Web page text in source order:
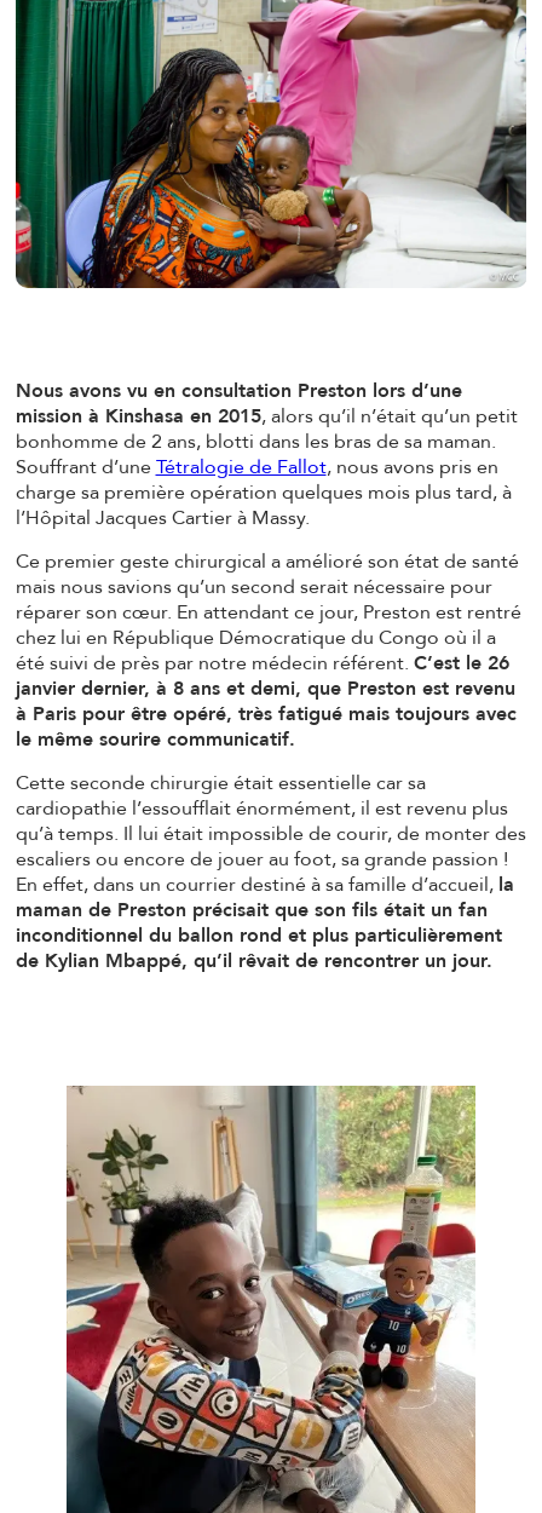
Nous avons vu en consultation Preston lors d’une
mission à Kinshasa en 2015, alors qu’il n’était qu’un petit
bonhomme de 2 ans, blotti dans les bras de sa maman.
Souffrant d’uneTétralogie de Fallot, nous avons pris en
charge sa première opération quelques mois plus tard, à
l’Hôpital Jacques Cartier à Massy.
Ce premier geste chirurgical a amélioré son état de santé
mais nous savions qu’un second serait nécessaire pour
réparer son cœur. En attendant ce jour, Preston est rentré
chez lui en République Démocratique du Congo où il a
été suivi de près par notre médecin référent. C’est le 26
janvier dernier, à 8 ans et demi, que Preston est revenu
à Paris pour être opéré, très fatigué mais toujours avec
le même sourire communicatif.
Cette seconde chirurgie était essentielle car sa
cardiopathie l’essoufflait énormément, il est revenu plus
qu’à temps. Il lui était impossible de courir, de monter des
escaliers ou encore de jouer au foot, sa grande passion !
En effet, dans un courrier destiné à sa famille d’accueil, la
maman de Preston précisait que son fils était un fan
inconditionnel du ballon rond et plus particulièrement
de Kylian Mbappé, qu’il rêvait de rencontrer un jour.